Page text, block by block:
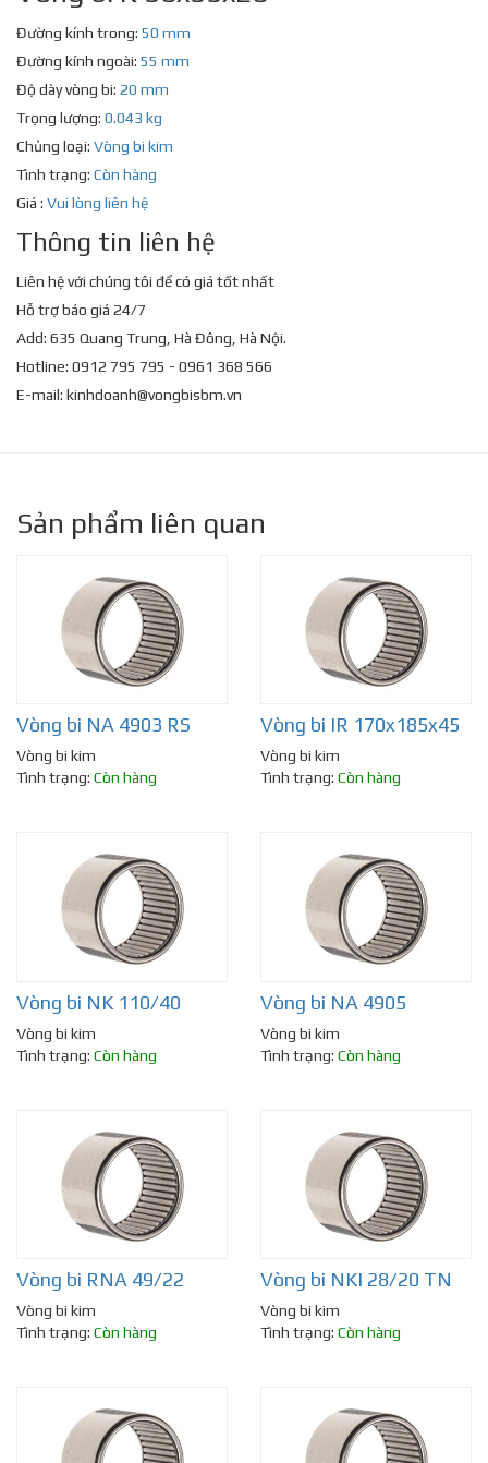
Đường kính trong: 50 mm
Đường kính ngoài: 55 mm
Độ dày vòng bi: 20 mm
Trọng lượng: 0.043 kg
Chủng loại: Vòng bi kim
Tình trạng: Còn hàng
Giá : Vui lòng liên hệ
Thông tin liên hệ
Liên hệ với chúng tôi để có giá tốt nhất
Hỗ trợ báo giá 24/7
Add: 635 Quang Trung, Hà Đông, Hà Nội.
Hotline: 0912 795 795 - 0961 368 566
E-mail: kinhdoanh@vongbisbm.vn
Sản phẩm liên quan
Vòng bi NA 4903 RS
Vòng bi kim
Tình trạng: Còn hàng
Vòng bi IR 170x185x45
Vòng bi kim
Tình trạng: Còn hàng
Vòng bi NK 110/40
Vòng bi kim
Tình trạng: Còn hàng
Vòng bi NA 4905
Vòng bi kim
Tình trạng: Còn hàng
Vòng bi RNA 49/22
Vòng bi kim
Tình trạng: Còn hàng
Vòng bi NKI 28/20 TN
Vòng bi kim
Tình trạng: Còn hàng